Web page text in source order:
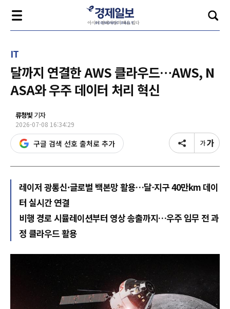
IT
달까지 연결한 AWS 클라우드…AWS, N
ASA와 우주 데이터 처리 혁신
류청빛 기자
2026-07-08 16:34:29
구글 검색 선호 출처로 추가
레이저 광통신·글로벌 백본망 활용…달-지구 40만km 데이
터 실시간 연결
비행 경로 시뮬레이션부터 영상 송출까지…우주 임무 전 과
정 클라우드 활용